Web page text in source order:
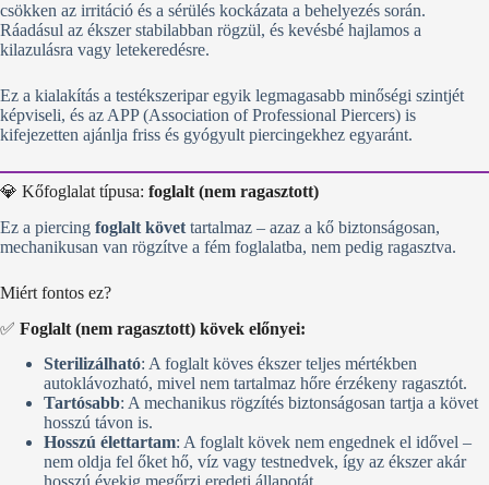
csökken az irritáció és a sérülés kockázata a behelyezés során.
Ráadásul az ékszer stabilabban rögzül, és kevésbé hajlamos a
kilazulásra vagy letekeredésre.
Ez a kialakítás a testékszeripar egyik legmagasabb minőségi szintjét
képviseli, és az APP (Association of Professional Piercers) is
kifejezetten ajánlja friss és gyógyult piercingekhez egyaránt.
💎 Kőfoglalat típusa: foglalt (nem ragasztott)
Ez a piercing foglalt követ tartalmaz – azaz a kő biztonságosan,
mechanikusan van rögzítve a fém foglalatba, nem pedig ragasztva.
Miért fontos ez?
✅ Foglalt (nem ragasztott) kövek előnyei:
Sterilizálható: A foglalt köves ékszer teljes mértékben
autoklávozható, mivel nem tartalmaz hőre érzékeny ragasztót.
Tartósabb: A mechanikus rögzítés biztonságosan tartja a követ
hosszú távon is.
Hosszú élettartam: A foglalt kövek nem engednek el idővel –
nem oldja fel őket hő, víz vagy testnedvek, így az ékszer akár